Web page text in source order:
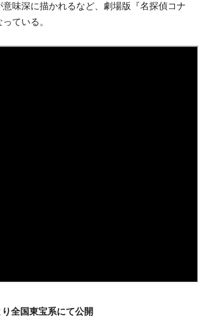
味深に描かれるなど、劇場版『名探偵コナ
ている。
全国東宝系にて公開